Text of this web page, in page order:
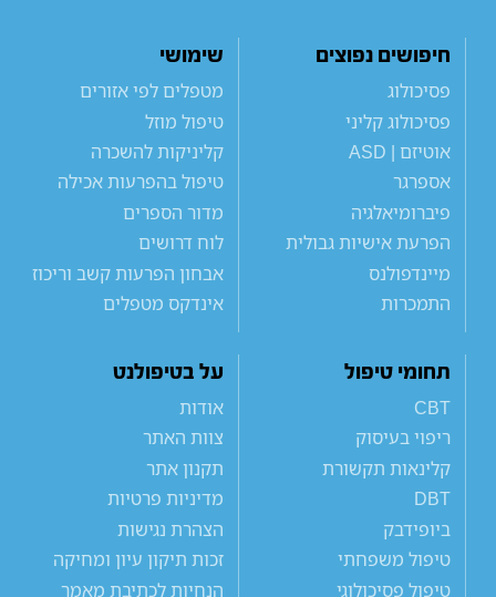
חיפושים נפוצים
פסיכולוג
פסיכולוג קליני
אוטיזם | ASD
אספרגר
פיברומיאלגיה
הפרעת אישיות גבולית
מיינדפולנס
התמכרות
שימושי
מטפלים לפי אזורים
טיפול מוזל
קליניקות להשכרה
טיפול בהפרעות אכילה
מדור הספרים
לוח דרושים
אבחון הפרעות קשב וריכוז
אינדקס מטפלים
תחומי טיפול
CBT
ריפוי בעיסוק
קלינאות תקשורת
DBT
ביופידבק
טיפול משפחתי
טיפול פסיכולוגי
על בטיפולנט
אודות
צוות האתר
תקנון אתר
מדיניות פרטיות
הצהרת נגישות
זכות תיקון עיון ומחיקה
הנחיות לכתיבת מאמר